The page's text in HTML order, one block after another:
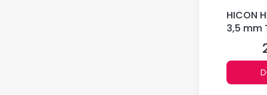
HICON
3,5 mm